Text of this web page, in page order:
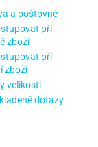
a poštovné
při
zboží
při
zboží
velikostí
dotazy